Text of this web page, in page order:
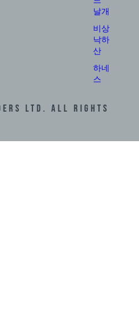
날개
비상
낙하
산
하네
스
LTD. All Rights